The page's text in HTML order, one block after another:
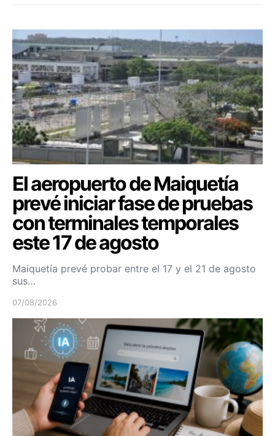
El aeropuerto de Maiquetía
prevé iniciar fase de pruebas
con terminales temporales
este 17 de agosto
Maiquetía prevé probar entre el 17 y el 21 de agosto
sus…
07/08/2026